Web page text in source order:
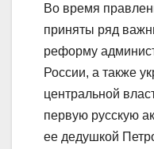
Во время
приняты ряд
реформу
России, а также
центральной
первую русскую
ее дедушкой